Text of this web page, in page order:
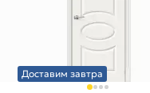
Доставим завтра